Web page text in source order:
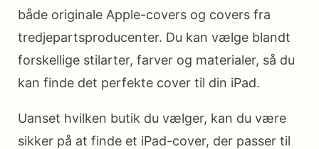
både originale Apple-covers og covers fra
tredjepartsproducenter. Du kan vælge blandt
forskellige stilarter, farver og materialer, så du
kan finde det perfekte cover til din iPad.
Uanset hvilken butik du vælger, kan du være
sikker på at finde et iPad-cover, der passer til